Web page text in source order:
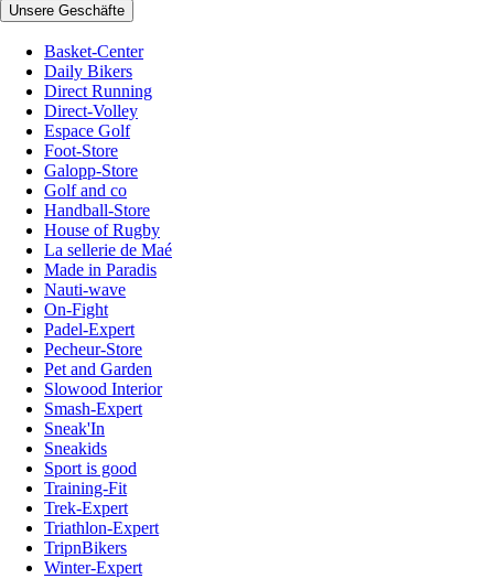
Unsere Geschäfte
Basket-Center
Daily Bikers
Direct Running
Direct-Volley
Espace Golf
Foot-Store
Galopp-Store
Golf and co
Handball-Store
House of Rugby
La sellerie de Maé
Made in Paradis
Nauti-wave
On-Fight
Padel-Expert
Pecheur-Store
Pet and Garden
Slowood Interior
Smash-Expert
Sneak'In
Sneakids
Sport is good
Training-Fit
Trek-Expert
Triathlon-Expert
TripnBikers
Winter-Expert